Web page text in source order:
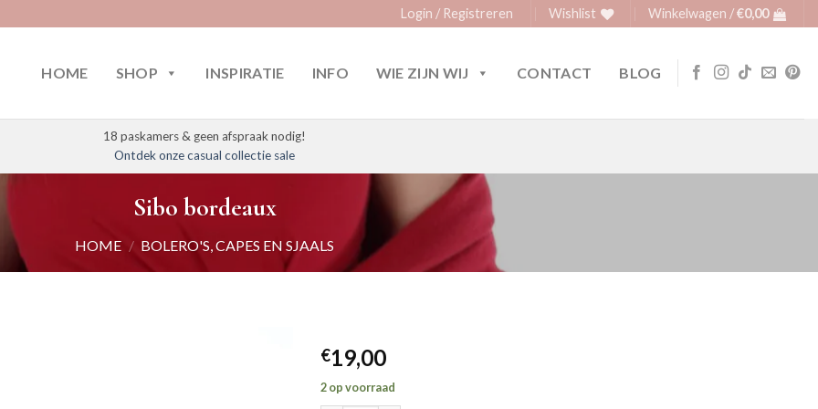
Login / Registreren Wishlist Winkelwagen /€0,00
HOME SHOP INSPIRATIE INFO WIE ZIJN WIJ CONTACT BLOG
18 paskamers & geen afspraak nodig!
Ontdek onze casual collectie sale
Sibo bordeaux
HOME / BOLERO'S, CAPES EN SJAALS
€19,00
2 op voorraad